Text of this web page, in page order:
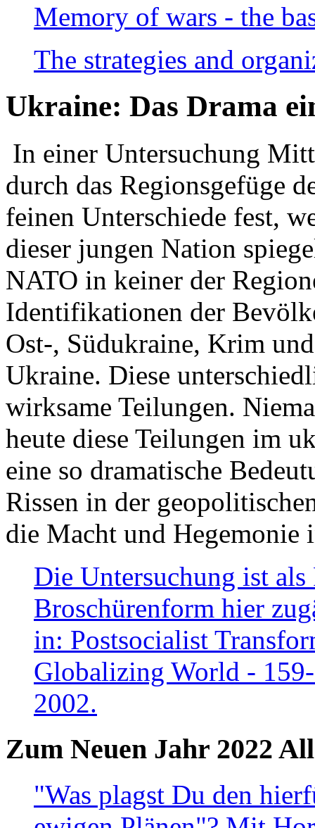
Memory of wars - the
The strategies and
Ukraine: Das Drama
In einer Untersuchung
durch das Regionsgefüge
feinen Unterschiede fest,
dieser jungen Nation
NATO in keiner der
Identifikationen der
Ost-, Südukraine, Krim
Ukraine. Diese
wirksame Teilungen.
heute diese Teilungen im
eine so dramatische
Rissen in der
die Macht und Hegemonie
Die Untersuchung ist
Broschürenform hier
in: Postsocialist
Globalizing World -
2002.
Zum Neuen Jahr 2022
"Was plagst Du den